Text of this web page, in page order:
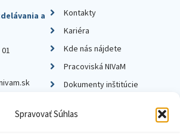
Spravovať Súhlas
a
Kontakty
Kariéra
Kde nás nájdete
Pracoviská NIVaM
Dokumenty inštitúcie